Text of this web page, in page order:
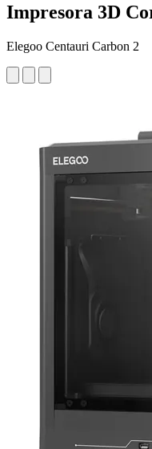
Impresora 3D
Elegoo Centauri Carbon 2